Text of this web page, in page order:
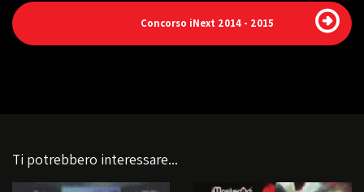
Concorso iNext 2014 - 2015
Ti potrebbero interessare...